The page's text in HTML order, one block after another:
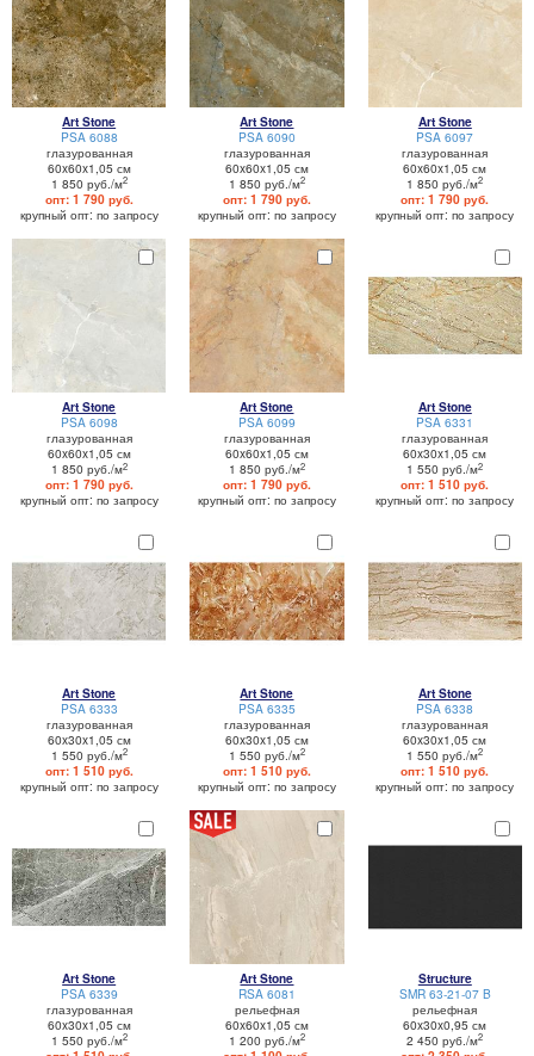
Art Stone
PSA 6088
глазурованная
60x60x1,05 см
1 850 руб./м2
опт: 1 790 руб.
крупный опт: по запросу
Art Stone
PSA 6090
глазурованная
60x60x1,05 см
1 850 руб./м2
опт: 1 790 руб.
крупный опт: по запросу
Art Stone
PSA 6097
глазурованная
60x60x1,05 см
1 850 руб./м2
опт: 1 790 руб.
крупный опт: по запросу
Art Stone
PSA 6098
глазурованная
60x60x1,05 см
1 850 руб./м2
опт: 1 790 руб.
крупный опт: по запросу
Art Stone
PSA 6099
глазурованная
60x60x1,05 см
1 850 руб./м2
опт: 1 790 руб.
крупный опт: по запросу
Art Stone
PSA 6331
глазурованная
60x30x1,05 см
1 550 руб./м2
опт: 1 510 руб.
крупный опт: по запросу
Art Stone
PSA 6333
глазурованная
60x30x1,05 см
1 550 руб./м2
опт: 1 510 руб.
крупный опт: по запросу
Art Stone
PSA 6335
глазурованная
60x30x1,05 см
1 550 руб./м2
опт: 1 510 руб.
крупный опт: по запросу
Art Stone
PSA 6338
глазурованная
60x30x1,05 см
1 550 руб./м2
опт: 1 510 руб.
крупный опт: по запросу
Art Stone
PSA 6339
глазурованная
60x30x1,05 см
1 550 руб./м2
Art Stone
RSA 6081
рельефная
60x60x1,05 см
1 200 руб./м2
Structure
SMR 63-21-07 B
рельефная
60x30x0,95 см
2 450 руб./м2